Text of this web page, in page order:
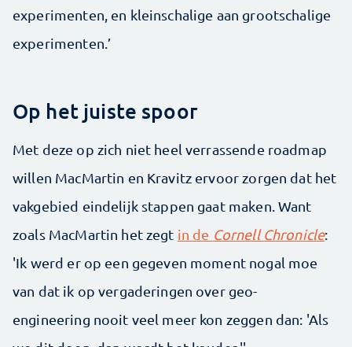
experimenten, en kleinschalige aan grootschalige
experimenten.’
Op het juiste spoor
Met deze op zich niet heel verrassende roadmap
willen MacMartin en Kravitz ervoor zorgen dat het
vakgebied eindelijk stappen gaat maken. Want
zoals MacMartin het zegt in de Cornell Chronicle:
'Ik werd er op een gegeven moment nogal moe
van dat ik op vergaderingen over geo-
engineering nooit veel meer kon zeggen dan: 'Als